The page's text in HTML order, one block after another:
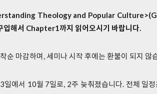
Theology and Popular
입해서 Chapter1까지 읽어오시기 바랍니다.
순 마감하며, 세미나 시작 후에는 환불이 되지 않
에서 10월 7일로, 2주 늦춰졌습니다. 전체 일